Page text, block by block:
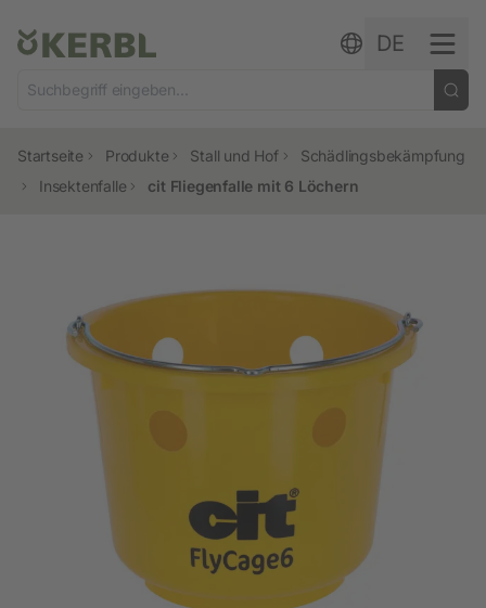
DE
Startseite Produkte Stall und Hof
Schädlingsbekämpfung
Insektenfalle
cit Fliegenfalle mit 6 Löchern